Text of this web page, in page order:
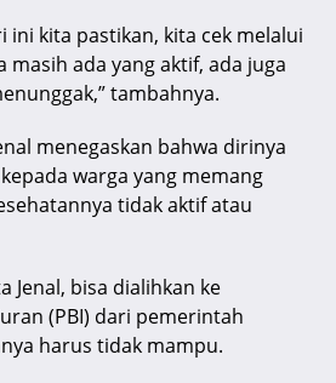
ini kita pastikan, kita cek melalui
masih ada yang aktif, ada juga
tambahnya.
menegaskan bahwa dirinya
warga yang memang
tidak aktif atau
Jenal, bisa dialihkan ke
(PBI) dari pemerintah
harus tidak mampu.